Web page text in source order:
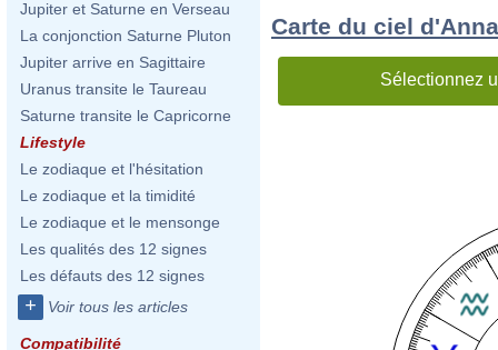
Jupiter et Saturne en Verseau
La conjonction Saturne Pluton
Jupiter arrive en Sagittaire
Uranus transite le Taureau
Saturne transite le Capricorne
Lifestyle
Le zodiaque et l'hésitation
Le zodiaque et la timidité
Le zodiaque et le mensonge
Les qualités des 12 signes
Les défauts des 12 signes
+ Voir tous les articles
Compatibilité
Carte du ciel
Sélectionnez